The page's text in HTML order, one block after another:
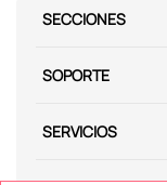
SECCIONES
SOPORTE
SERVICIOS